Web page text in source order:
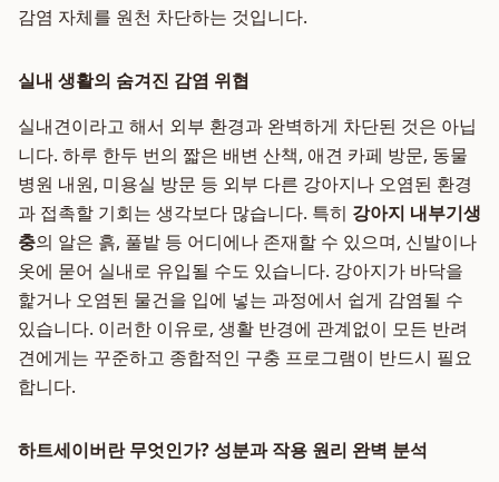
감염 자체를 원천 차단하는 것입니다.
실내 생활의 숨겨진 감염 위협
실내견이라고 해서 외부 환경과 완벽하게 차단된 것은 아닙
니다. 하루 한두 번의 짧은 배변 산책, 애견 카페 방문, 동물
병원 내원, 미용실 방문 등 외부 다른 강아지나 오염된 환경
과 접촉할 기회는 생각보다 많습니다. 특히 강아지 내부기생
충의 알은 흙, 풀밭 등 어디에나 존재할 수 있으며, 신발이나
옷에 묻어 실내로 유입될 수도 있습니다. 강아지가 바닥을
핥거나 오염된 물건을 입에 넣는 과정에서 쉽게 감염될 수
있습니다. 이러한 이유로, 생활 반경에 관계없이 모든 반려
견에게는 꾸준하고 종합적인 구충 프로그램이 반드시 필요
합니다.
하트세이버란 무엇인가? 성분과 작용 원리 완벽 분석